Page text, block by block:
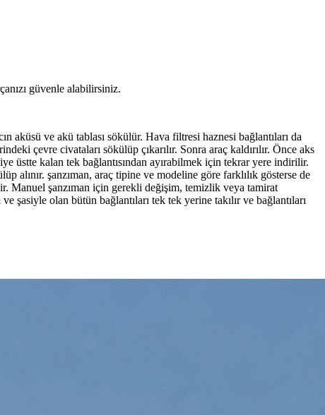
güvenle alabilirsiniz.
aküsü ve akü tablası sökülür. Hava filtresi haznesi bağlantıları da
çevre civataları sökülüp çıkarılır. Sonra araç kaldırılır. Önce aks
üstte kalan tek bağlantısından ayırabilmek için tekrar yere indirilir.
alınır. şanzıman, araç tipine ve modeline göre farklılık gösterse de
Manuel şanzıman için gerekli değişim, temizlik veya tamirat
şasiyle olan bütün bağlantıları tek tek yerine takılır ve bağlantıları